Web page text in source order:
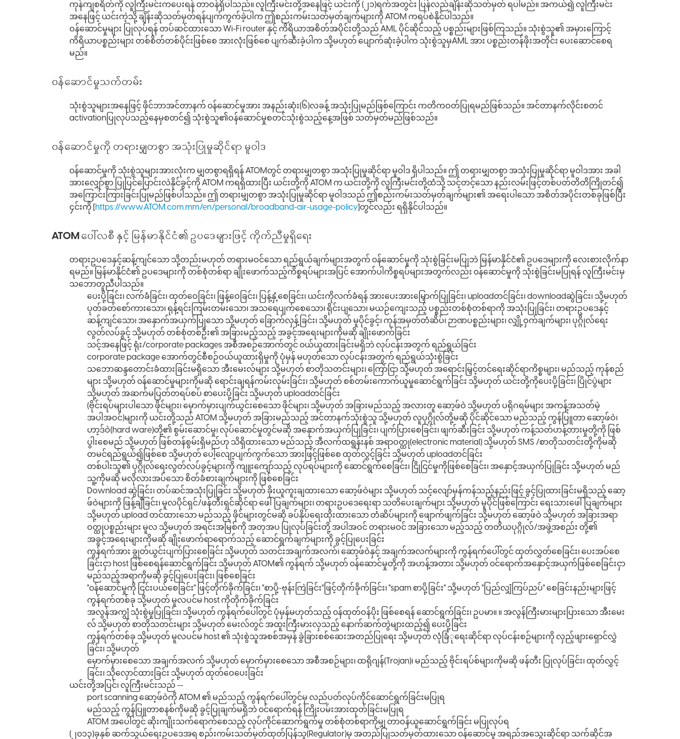
ကုန်ကျစရိတ်ကို လူကြီးမင်းကပေးရန် တာဝန်ရှိပါသည်။ လူကြီးမင်းတို့အနေဖြင့် ယင်းကို (၂၁)ရက်အတွင်း ပြန်လည်ချိန်းဆိုသတ်မှတ် ရပါမည်။ အကယ်၍ လူကြီးမင်း
အနေဖြင့် ယင်းကဲ့သို့ ချိန်းဆိုသတ်မှတ်ရန်ပျက်ကွက်ခဲ့ပါက ဤစည်းကမ်းသတ်မှတ်ချက်များကို ATOM ကရပ်စဲနိုင်ပါသည်။
ဝန်ဆောင်မှုများ ပြုလုပ်ရန် တပ်ဆင်ထားသော Wi-Fi router နှင့် ကိရိယာအစိတ်အပိုင်းတို့သည် AML ပိုင်ဆိုင်သည့် ပစ္စည်းများဖြစ်ကြသည်။ သုံးစွဲသူ၏ အမှားကြောင့်
ကိရိယာပစ္စည်းများ တစ်စိတ်တစ်ပိုင်းဖြစ်စေ အားလုံးဖြစ်စေ ပျက်ဆီးခဲ့ပါက သို့မဟုတ် ပျောက်ဆုံးခဲ့ပါက သုံးစွဲသူမှAML အား ပစ္စည်းတန်ဖိုးအတိုင်း ပေးဆောင်စေရ
မည်။
၀န်ဆောင်မှုသက်တမ်း
သုံးစွဲသူများအနေဖြင့် ဖိုင်ဘာအင်တာနက် ၀န်ဆောင်မှုအား အနည်းဆုံး(၆)လခန့် အသုံးပြုမည်ဖြစ်ကြောင်း ကတိကဝတ်ပြုရမည်ဖြစ်သည်။ အင်တာနက်လိုင်းစတင်
activationပြုလုပ်သည့်နေမှစတင်၍ သုံးစွဲသူ၏ဝန်ဆောင်မှုစတင်သုံးစွဲသည့်နေ့အဖြစ် သတ်မှတ်မည်ဖြစ်သည်။
၀န်ဆောင်မှုကို တရားမျှတစွာ အသုံးပြုမှုဆိုင်ရာ မူဝါဒ
၀န်ဆောင်မှုကို သုံးစွဲသူများအားလုံးက မျှတစွာရရှိရန် ATOMတွင် တရားမျှတစွာ အသုံးပြုမှုဆိုင်ရာ မူဝါဒ ရှိပါသည်။ ဤ တရားမျှတစွာ အသုံးပြုမှုဆိုင်ရာ မူဝါဒအား အခါ
အားလျှော်စွာ ပြုပြင်ပြောင်းလဲနိုင်ခွင့်ကို ATOM ကရရှိထားပြီး ယင်းတို့ကို ATOM က ယင်းတို့ကို လူကြီးမင်းတို့ထံသို့ သင့်တင့်သော နည်းလမ်းဖြင့်တစ်ပတ်တိတိကြိုတင်၍
အကြောင်းကြားခြင်းပြုမည်ဖြစ်ပါသည်။ ဤ တရားမျှတစွာ အသုံးပြုမှုဆိုင်ရာ မူဝါဒသည် ဤစည်းကမ်းသတ်မှတ်ချက်များ၏ အရေးပါသော အစိတ်အပိုင်းတစ်ခုဖြစ်ပြီး
၄င်းကို [https://www.ATOM.com.mm/en/personal/broadband-air-usage-policy]တွင်လည်း ရရှိနိုင်ပါသည်။
ATOM ပေါ်လစီ နှင့် မြန်မာနိုင်ငံ၏ ဥပဒေများဖြင့် ကိုက်ညီမှုရှိရေး
တရားဥပဒေနှင့်ဆန့်ကျင်သော သို့တည်းမဟုတ် တရားမဝင်သော ရည်ရွယ်ချက်များအတွက် ၀န်ဆောင်မှုကို သုံးစွဲခြင်းမပြုဘဲ မြန်မာနိုင်ငံ၏ ဥပဒေများကို လေးစားလိုက်နာ
ရမည်။ မြန်မာနိုင်ငံ၏ ဥပဒေများကို တစ်စုံတစ်ရာ ချိုးဖောက်သည့်ကိစ္စရပ်များအပြင် အောက်ပါကိစ္စရပ်များအတွက်လည်း ၀န်ဆောင်မှုကို သုံးစွဲခြင်းမပြုရန် လူကြီးမင်းမှ
သဘောတူညီပါသည်။
ပေးပို့ခြင်း၊ လက်ခံခြင်း၊ ထုတ်ဝေခြင်း၊ ဖြန့်ဝေခြင်း၊ ပြန့်နှံ့စေခြင်း၊ ယင်းကိုလက်ခံရန် အားပေးအားမြှောက်ပြုခြင်း၊ uploadတင်ခြင်း၊ downloadဆွဲခြင်း၊ သို့မဟုတ်
ပုတ်ခတ်စော်ကားသော၊ ရုန့်ရင်းကြမ်းတမ်းသော၊ အသရေပျက်စေသော၊ ရိုင်းပျသော၊ မယဉ်ကျေးသည့် ပစ္စည်းတစ်စုံတစ်ရာကို အသုံးပြုခြင်း၊ တရားဥပဒေနှင့်
ဆန့်ကျင်သော၊ အနှောက်အယှက်ပြုသော သို့မဟုတ် ခြောက်လှန့်ခြင်း၊ သို့မဟုတ် မူပိုင်ခွင့်၊ ကုန်အမှတ်တံဆိပ်၊ ဉာဏပစ္စည်းများ၊ လျှို့ဝှက်ချက်များ၊ ပုဂ္ဂိုလ်ရေး
လွတ်လပ်ခွင့် သို့မဟုတ် တစ်စုံတစ်ဦး၏ အခြားမည့်သည့် အခွင့်အရေးများကိုမဆို ချိုးဖောက်ခြင်း
သင့်အနေဖြင့် ရုံး/corporate packages အစီအစဉ်အောက်တွင် ၀ယ်ယူထားခြင်းမရှိဘဲ လုပ်ငန်းအတွက် ရည်ရွယ်ခြင်း
corporate package အောက်တွင်စီစဉ်ဝယ်ယူထားရှိမှုကို ပုံမှန် မဟုတ်သော လုပ်ငန်းအတွက် ရည်ရွယ်သုံးစွဲခြင်း
သဘောဆန္ဒတောင်းခံထားခြင်းမရှိသော အီးမေးလ်များ သို့မဟုတ် စာတိုသတင်းများ၊ ကြော်ငြာ သို့မဟုတ် အရောင်းမြှင့်တင်ရေးဆိုင်ရာကိစ္စများ၊ မည်သည့် ကုန်စည်
များ သို့မဟုတ် ၀န်ဆောင်မှုများကိုမဆို ရောင်းချရန်ကမ်းလှမ်းခြင်း၊ သို့မဟုတ် စစ်တမ်းကောက်ယူမှုဆောင်ရွက်ခြင်း သို့မဟုတ် ယင်းတို့ကိုပေးပို့ခြင်း၊ ပြိုင်ပွဲများ
သို့မဟုတ် အဆက်မပြတ်တရပ်စပ် စာပေးပို့ခြင်း သို့မဟုတ် uploadတင်ခြင်း
(ဗိုင်းရပ်များပါသော ဖိုင်များ၊ မှောက်မှားပျက်ယွင်းစေသော ဖိုင်များ၊ သို့မဟုတ် အခြားမည်သည့် အလားတူ ဆော့ဖ်ဝဲ သို့မဟုတ် ပရိုဂရမ်များ အကန့်အသတ်မဲ့
အပါအဝင်)များကို ယင်းတို့သည် ATOM သို့မဟုတ် အခြားမည်သည့် အင်တာနက်သုံးစွဲသူ သို့မဟုတ် လူပုဂ္ဂိုလ်တို့မဆို ပိုင်ဆိုင်သော မည်သည့် ကွန်ပြူတာ ဆော့ဖ်ဝဲ၊
ဟာ့ဒ်ဝဲ(hard ware)တို့၏ စွမ်းဆောင်မှု၊ လုပ်ဆောင်မှုတွင်မဆို အနှောက်အယှက်ပြုခြင်း၊ ပျက်ပြားစေခြင်း၊ ဖျက်ဆီးခြင်း သို့မဟုတ် ကန့်သတ်ဟန့်တားမှုတို့ကို ဖြစ်
ပွါးစေမည် သို့မဟုတ် ဖြစ်တန်စွမ်းရှိမည်ဟု သိရှိထားသော မည်သည့် အီလက်ထရွန်းနစ် အရာဝတ္ထု(electronic material) သို့မဟုတ် SMS /စာတိုသတင်းတို့ကိုမဆို
တမင်ရည်ရွယ်၍ဖြစ်စေ သို့မဟုတ် ပေါ့လျော့ပျက်ကွက်သော အားဖြင့်ဖြစ်စေ ထုတ်လွှင့်ခြင်း သို့မဟုတ် uploadတင်ခြင်း
တစ်ပါးသူ၏ ပုဂ္ဂိုလ်ရေးလွတ်လပ်ခွင့်များကို ကျူးကျော်သည့် လုပ်ရပ်များကို ဆောင်ရွက်စေခြင်း၊ ငြိုငြင်မှုကိုဖြစ်စေခြင်း၊ အနှောင့်အယှက်ပြုခြင်း သို့မဟုတ် မည်
သူ့ကိုမဆို မလိုလားအပ်သော စိတ်ခံစားချက်များကို ဖြစ်စေခြင်း
Download ဆွဲခြင်း၊ တပ်ဆင်အသုံးပြုခြင်း သို့မဟုတ် ခိုးယူကူးချထားသော ဆော့ဖ်ဝဲများ သို့မဟုတ် သင့်လျော်မှန်ကန်သည့်နည်းဖြင့် ခွင့်ပြုထားခြင်းမရှိသည့် ဆော့
ဖ်ဝဲများကို ဖြန့်ချီခြင်း၊ မူလပိုင်ရှင်/ဖန်တီးရှင်ဆိုင်ရာ ဖေါ်ပြချက်များ၊ တရားဥပဒေရေးရာ သတိပေးချက်များ သို့မဟုတ် မူပိုင်ဖြစ်ကြောင်း ရေးသားဖေါ်ပြချက်များ
သို့မဟုတ် upload တင်ထားသော မည်သည့် ဖိုင်များတွင်မဆို ခပ်နှိပ်ရေးထိုးထားသော တံဆိပ်များကို ဖျောက်ဖျက်ခြင်း သို့မဟုတ် ဆော့ဖ်ဝဲ သို့မဟုတ် အခြားအရာ
ဝတ္ထုပစ္စည်းများ မူလ သို့မဟုတ် အရင်းအမြစ်ကို အတုအပ ပြုလုပ်ခြင်းတို့ အပါအဝင် တရားမဝင် အခြားသော မည့်သည့် တတိယပုဂ္ဂိုလ်/အဖွဲ့အစည်း တို့၏
အခွင့်အရေးများကိုမဆို ချိုးဖောက်ရာရောက်သည့် ဆောင်ရွက်ချက်များကို ခွင့်ပြုပေးခြင်း
ကွန်ရက်အား ချွတ်ယွင်းပျက်ပြားစေခြင်း သို့မဟုတ် သတင်းအချက်အလက်၊ ဆော့ဖ်ဝဲနှင့် အချက်အလက်များကို ကွန်ရက်ပေါ်တွင် ထုတ်လွှတ်စေခြင်း၊ ပေးအပ်စေ
ခြင်းငှာ host ဖြစ်စေရန်ဆောင်ရွက်ခြင်း သို့မဟုတ် ATOM၏ ကွန်ရက် သို့မဟုတ် ၀န်ဆောင်မှုတို့ကို အဟန့်အတား သို့မဟုတ် ၀င်ရောက်အနှောင့်အယှက်ဖြစ်စေခြင်းငှာ
မည်သည့်အရာကိုမဆို ခွင့်ပြုပေးခြင်း၊ ဖြစ်စေခြင်း
"၀န်ဆောင်မှုကို ငြင်းပယ်စေခြင်း" ဖြင့်တိုက်ခိုက်ခြင်း၊ "စာပို့-ဗုန်းကြဲခြင်း"ဖြင့်တိုက်ခိုက်ခြင်း၊ "spam စာပို့ခြင်း" သို့မဟုတ် "ပြည်လျှံကြပ်ညပ်" စေခြင်းနည်းများဖြင့်
ကွန်ရက်တစ်ခု သို့မဟုတ် မူလပင်မ host ကိုတိုက်ခိုက်ခြင်း
အလွန်အကျွံ သုံးစွဲမှုပြုခြင်း၊ သို့မဟုတ် ကွန်ရက်ပေါ်တွင် ပုံမှန်မဟုတ်သည့် ၀န်ထုတ်ဝန်ပိုး ဖြစ်စေရန် ဆောင်ရွက်ခြင်း၊ ဥပမာ။ ။ အလွန်ကြီးမားများပြားသော အီးမေး
လ် သို့မဟုတ် စာတိုသတင်းများ သို့မဟုတ် မေးလ်တွင် အထူးကြီးမားလှသည့် နောက်ဆက်တွဲများထည့်၍ ပေးပို့ခြင်း
ကွန်ရက်တစ်ခု သို့မဟုတ် မူလပင်မ host ၏ သုံးစွဲသူအစစ်အမှန် ခွဲခြားစစ်ဆေးအတည်ပြုရေး သို့မဟုတ် လုံခြံုရေးဆိုင်ရာ လုပ်ငန်းစဉ်များကို လှည့်ဖျားရှောင်လွှဲ
ခြင်း၊ သို့မဟုတ်
မှောက်မှားစေသော အချက်အလက် သို့မဟုတ် မှောက်မှားစေသော အစီအစဉ်များ၊ ထရိုဂျန်(Trojan)၊ မည်သည့် ဗိုင်းရပ်စ်များကိုမဆို ဖန်တီး ပြုလုပ်ခြင်း၊ ထုတ်လွှင့်
ခြင်း၊ သိုလှောင်ထားခြင်း သို့မဟုတ် ထုတ်ဝေပေးခြင်း
ယင်းတို့အပြင်၊ လူကြီးမင်းသည် --
port scanning ဆော့ဖ်ဝဲကို ATOM ၏ မည်သည့် ကွန်ရက်ပေါ်တွင်မှ လည်ပတ်လုပ်ကိုင်ဆောင်ရွက်ခြင်းမပြုရ
မည်သည့် ကွန်ပြူတာစနစ်ကိုမဆို ခွင့်ပြုချက်မရှိဘဲ ၀င်ရောက်ရန် ကြိုးပမ်းအားထုတ်ခြင်းမပြုရ
ATOM အပေါ်တွင် ဆိုးကျိုးသက်ရောက်စေသည့် လုပ်ကိုင်ဆောက်ရွက်မှု တစ်စုံတစ်ရာကိုမျှ တာဝန်ယူဆောင်ရွက်ခြင်း မပြုလုပ်ရ
(၂၀၁၃)ခုနှစ် ဆက်သွယ်ရေးဥပဒေအရ စည်းကမ်းသတ်မှတ်ထုတ်ပြန်သူ(Regulator)မှ အတည်ပြုသတ်မှတ်ထားသော ၀န်ဆောင်မှု အရည်အသွေးဆိုင်ရာ သက်ဆိုင်အ